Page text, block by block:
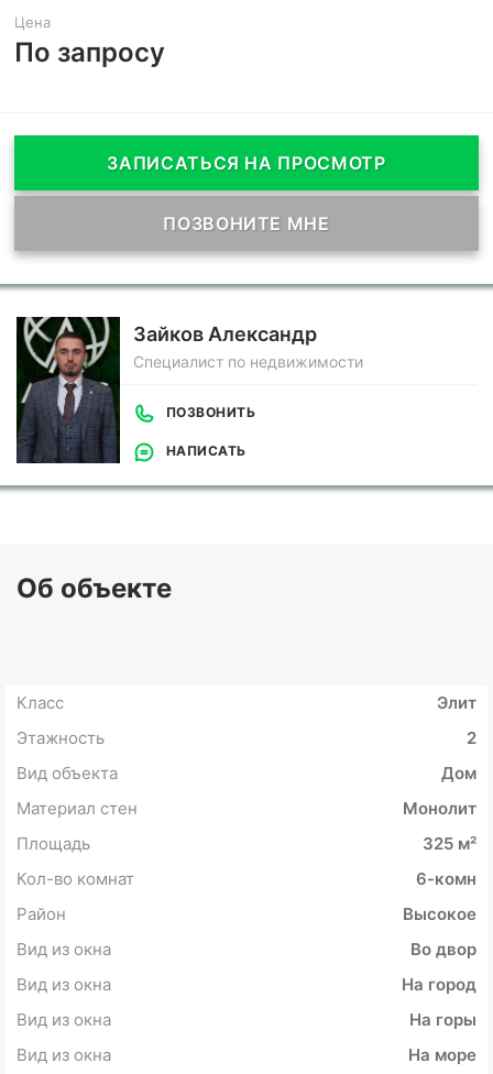
Цена
По запросу
ЗАПИСАТЬСЯ НА ПРОСМОТР
ПОЗВОНИТЕ МНЕ
Зайков Александр
Специалист по недвижимости
ПОЗВОНИТЬ
НАПИСАТЬ
Об объекте
Класс
Элит
Этажность
2
Вид объекта
Дом
Материал стен
Монолит
Площадь
325 м²
Кол-во комнат
6-комн
Район
Высокое
Вид из окна
Во двор
Вид из окна
На город
Вид из окна
На горы
Вид из окна
На море